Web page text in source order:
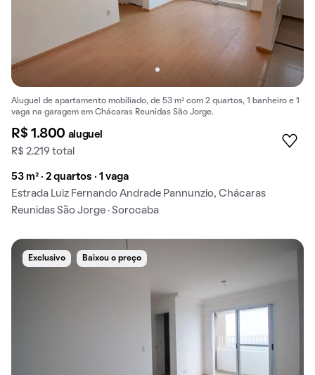
Aluguel de apartamento mobiliado, de 53 m² com 2 quartos, 1 banheiro e 1
vaga na garagem em Chácaras Reunidas São Jorge.
R$ 1.800 aluguel
R$ 2.219 total
53 m² · 2 quartos · 1 vaga
Estrada Luiz Fernando Andrade Pannunzio, Chácaras
Reunidas São Jorge · Sorocaba
Exclusivo Baixou o preço